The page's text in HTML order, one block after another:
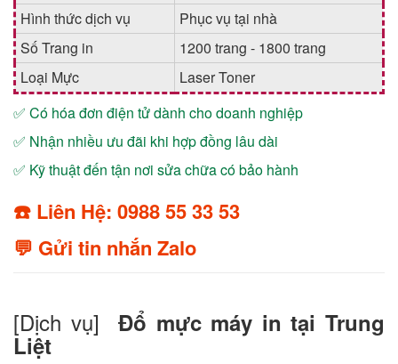
Hình thức dịch vụ
Phục vụ tại nhà
Số Trang in
1200 trang - 1800 trang
Loại Mực
Laser Toner
✅ Có hóa đơn điện tử dành cho doanh nghiệp
✅ Nhận nhiều ưu đãi khi hợp đồng lâu dài
✅ Kỹ thuật đến tận nơi sửa chữa có bảo hành
☎️ Liên Hệ: 0988 55 33 53
💬 Gửi tin nhắn Zalo
[Dịch vụ] Đổ mực máy in tại Trung
Liệt